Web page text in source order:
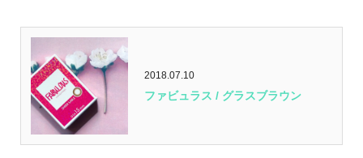
2018.07.10
ファビュラス / グラスブラウン